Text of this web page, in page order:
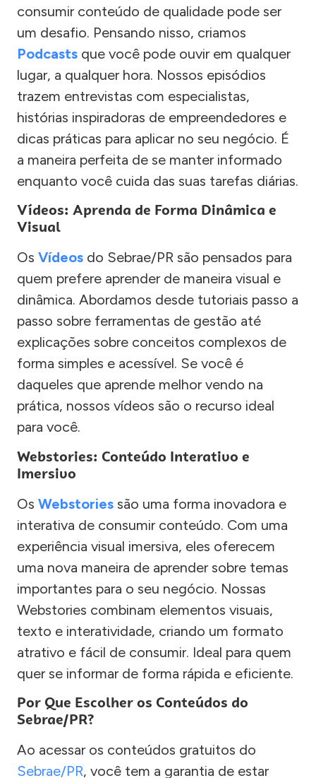
consumir conteúdo de qualidade pode ser
um desafio. Pensando nisso, criamos
Podcasts que você pode ouvir em qualquer
lugar, a qualquer hora. Nossos episódios
trazem entrevistas com especialistas,
histórias inspiradoras de empreendedores e
dicas práticas para aplicar no seu negócio. É
a maneira perfeita de se manter informado
enquanto você cuida das suas tarefas diárias.
Vídeos: Aprenda de Forma Dinâmica e
Visual
Os Vídeos do Sebrae/PR são pensados para
quem prefere aprender de maneira visual e
dinâmica. Abordamos desde tutoriais passo a
passo sobre ferramentas de gestão até
explicações sobre conceitos complexos de
forma simples e acessível. Se você é
daqueles que aprende melhor vendo na
prática, nossos vídeos são o recurso ideal
para você.
Webstories: Conteúdo Interativo e
Imersivo
Os Webstories são uma forma inovadora e
interativa de consumir conteúdo. Com uma
experiência visual imersiva, eles oferecem
uma nova maneira de aprender sobre temas
importantes para o seu negócio. Nossas
Webstories combinam elementos visuais,
texto e interatividade, criando um formato
atrativo e fácil de consumir. Ideal para quem
quer se informar de forma rápida e eficiente.
Por Que Escolher os Conteúdos do
Sebrae/PR?
Ao acessar os conteúdos gratuitos do
Sebrae/PR, você tem a garantia de estar